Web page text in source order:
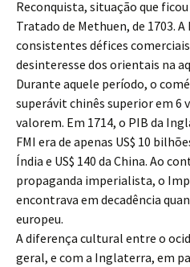
Reconquista, situação que
Tratado de Methuen, de 1703.
consistentes défices
desinteresse dos orientais na
Durante aquele período, o
superávit chinês superior em 6
valorem. Em 1714, o PIB da
FMI era de apenas US$ 10
Índia e US$ 140 da China. Ao
propaganda imperialista, o
encontrava em decadência
europeu.
A diferença cultural entre o
geral, e com a Inglaterra, em